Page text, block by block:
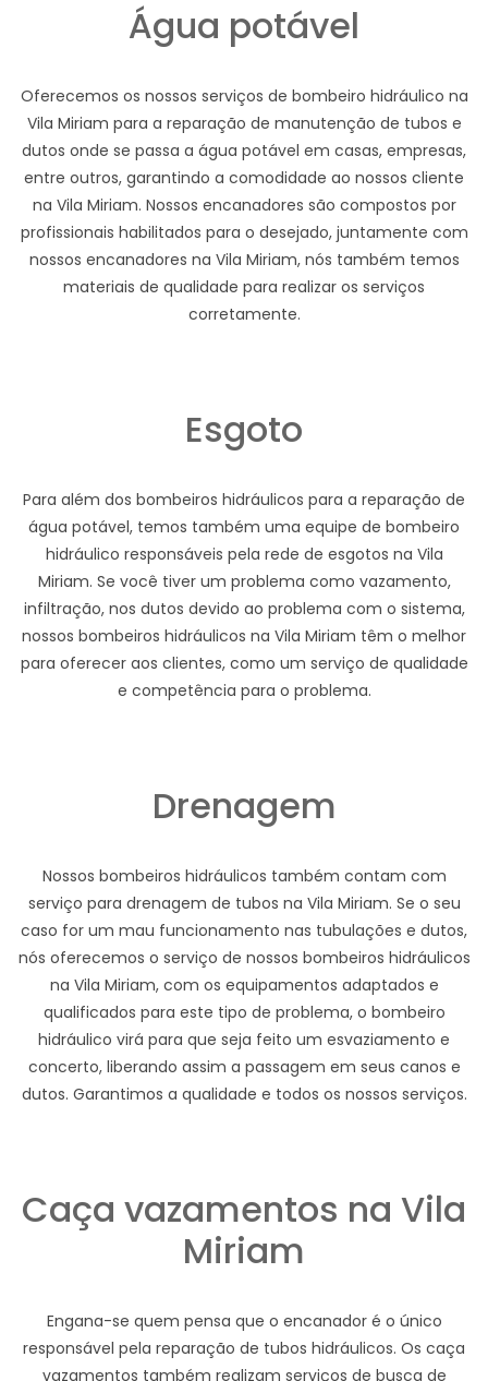
Água potável
Oferecemos os nossos serviços de bombeiro hidráulico na
Vila Miriam para a reparação de manutenção de tubos e
dutos onde se passa a água potável em casas, empresas,
entre outros, garantindo a comodidade ao nossos cliente
na Vila Miriam. Nossos encanadores são compostos por
profissionais habilitados para o desejado, juntamente com
nossos encanadores na Vila Miriam, nós também temos
materiais de qualidade para realizar os serviços
corretamente.
Esgoto
Para além dos bombeiros hidráulicos para a reparação de
água potável, temos também uma equipe de bombeiro
hidráulico responsáveis pela rede de esgotos na Vila
Miriam. Se você tiver um problema como vazamento,
infiltração, nos dutos devido ao problema com o sistema,
nossos bombeiros hidráulicos na Vila Miriam têm o melhor
para oferecer aos clientes, como um serviço de qualidade
e competência para o problema.
Drenagem
Nossos bombeiros hidráulicos também contam com
serviço para drenagem de tubos na Vila Miriam. Se o seu
caso for um mau funcionamento nas tubulações e dutos,
nós oferecemos o serviço de nossos bombeiros hidráulicos
na Vila Miriam, com os equipamentos adaptados e
qualificados para este tipo de problema, o bombeiro
hidráulico virá para que seja feito um esvaziamento e
concerto, liberando assim a passagem em seus canos e
dutos. Garantimos a qualidade e todos os nossos serviços.
Caça vazamentos na Vila
Miriam
Engana-se quem pensa que o encanador é o único
responsável pela reparação de tubos hidráulicos. Os caça
vazamentos também realizam serviços de busca de